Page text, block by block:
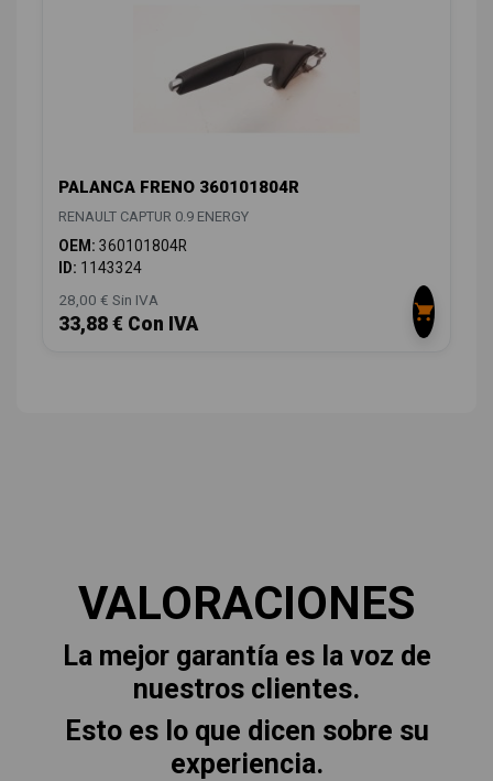
PALANCA FRENO 360101804R
RENAULT CAPTUR 0.9 ENERGY
OEM: 360101804R
ID: 1143324
28,00 € Sin IVA
33,88 € Con IVA
VALORACIONES
La mejor garantía es la voz de
nuestros clientes.
Esto es lo que dicen sobre su
experiencia.